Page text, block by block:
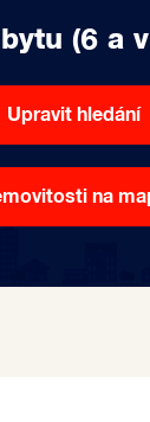
(6 a
Upravit hledání
na